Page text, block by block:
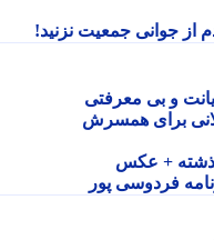
و بی معرفتی
برای همسرش
+ عکس
فردوسی پور